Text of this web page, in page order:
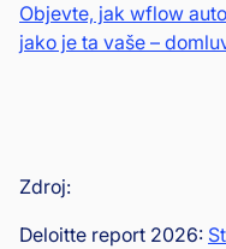
Objevte, jak wflow
jako je ta vaše –
Zdroj:
Deloitte report 2026: